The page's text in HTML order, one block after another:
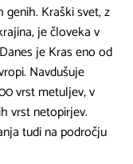
Kraški svet, z
je človeka v
je Kras eno od
Navdušuje
vrst metuljev, v
vrst netopirjev.
tudi na področju